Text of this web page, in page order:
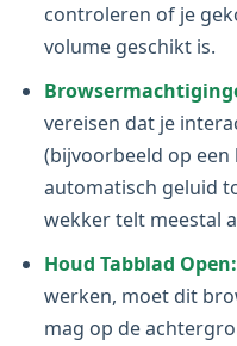
controleren of je
volume geschikt is.
vereisen dat je
(bijvoorbeeld op
automatisch geluid
wekker telt meestal
Houd Tabblad Open:
werken, moet dit
mag op de